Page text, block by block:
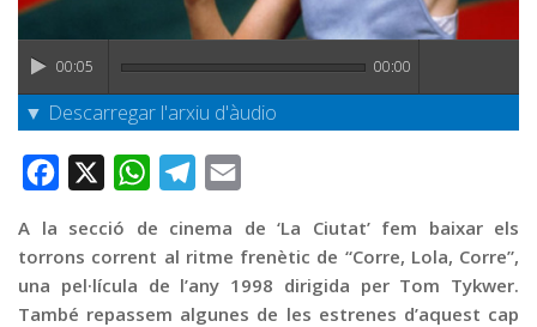
Publicitat
Contacte
00:05 00:00
▼ Descarregar l'arxiu d'àudio
Facebook WhatsAppTelegram
A la secció de cinema de ‘La Ciutat’ fem baixar els
torrons corrent al ritme frenètic de “Corre, Lola, Corre”,
una pel·lícula de l’any 1998 dirigida per Tom Tykwer.
També repassem algunes de les estrenes d’aquest cap